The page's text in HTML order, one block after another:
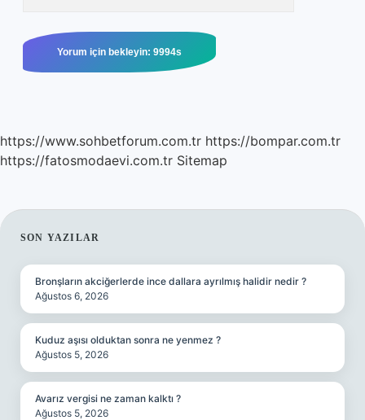
https://www.sohbetforum.com.tr https://bompar.com.tr
https://fatosmodaevi.com.tr Sitemap
SIDEBAR
SON YAZILAR
Bronşların akciğerlerde ince dallara ayrılmış halidir nedir ?
Ağustos 6, 2026
Kuduz aşısı olduktan sonra ne yenmez ?
Ağustos 5, 2026
Avarız vergisi ne zaman kalktı ?
Ağustos 5, 2026